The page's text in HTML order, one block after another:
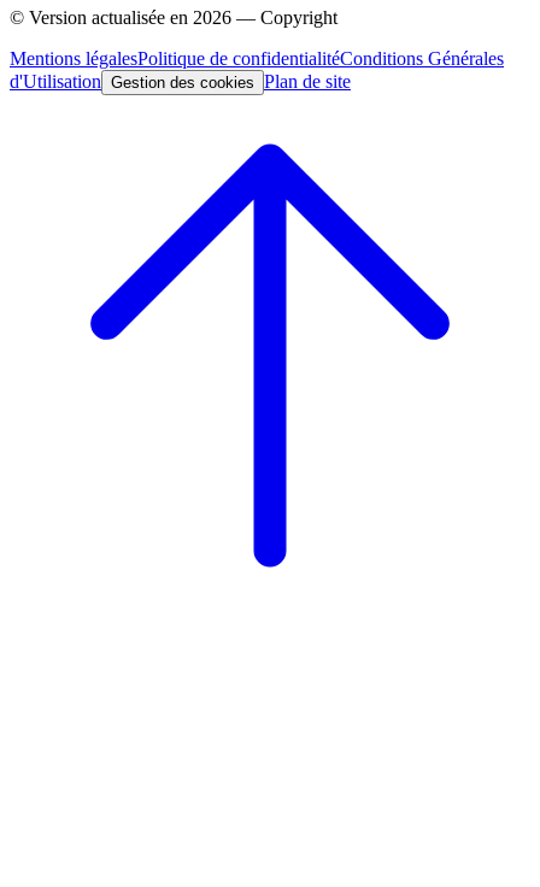
© Version actualisée en 2026 — Copyright
Mentions légalesPolitique de confidentialitéConditions Générales
d'Utilisation Gestion des cookies Plan de site